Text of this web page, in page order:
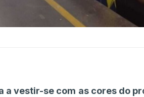
a vestir-se com as cores do